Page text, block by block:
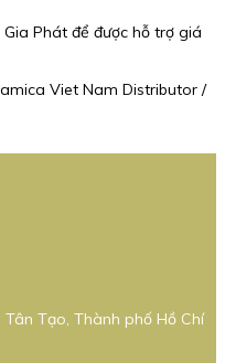
Phát để được hỗ trợ giá
Viet Nam Distributor /
Tân Tạo, Thành phố Hồ Chí